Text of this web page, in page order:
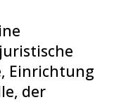
Einrichtung
der